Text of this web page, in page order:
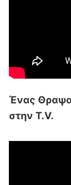
Ένας
στην T.V.